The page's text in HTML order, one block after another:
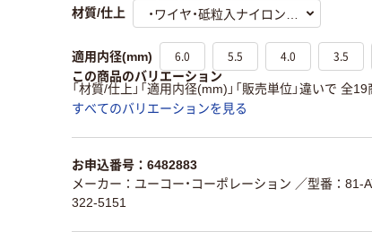
材質/仕上
適用内径(mm) 6.0 5.5 4.0 3.5
この商品のバリエーション
「材質/仕上」「適用内径(mm)」「販売単位」違いで 全
すべてのバリエーションを見る
お申込番号：6482883
メーカー：ユーコー・コーポレーション ／型番：81-
322-5151